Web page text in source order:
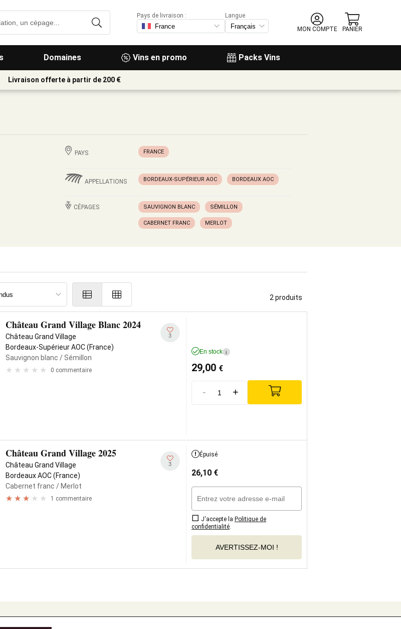
Domaines Vins en promo Packs Vins
Pays de livraison :
Langue
MON COMPTE
PANIER
Livraison offerte à partir de 200 €
PAYS FRANCE
APPELLATIONS BORDEAUX-SUPÉRIEUR AOC BORDEAUX AOC
CÉPAGES SAUVIGNON BLANC SÉMILLON
CABERNET FRANC MERLOT
2 produits
Château Grand Village Blanc 2024
Château Grand Village
Bordeaux-Supérieur AOC (France)
Sauvignon blanc / Sémillon
0 commentaire
3
En stock i
29,00 €
- +
Château Grand Village 2025
Château Grand Village
Bordeaux AOC (France)
Cabernet franc / Merlot
1 commentaire
3
Épuisé
26,10 €
J'accepte la Politique de
confidentialité
AVERTISSEZ-MOI !